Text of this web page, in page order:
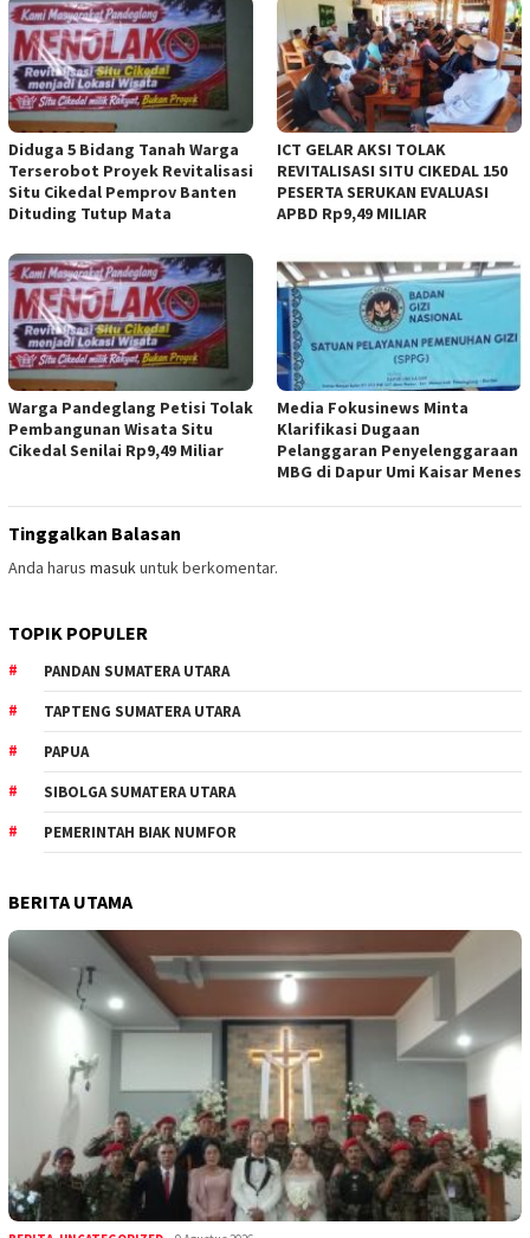
Diduga 5 Bidang Tanah Warga
Terserobot Proyek Revitalisasi
Situ Cikedal Pemprov Banten
Dituding Tutup Mata
ICT GELAR AKSI TOLAK
REVITALISASI SITU CIKEDAL 150
PESERTA SERUKAN EVALUASI
APBD Rp9,49 MILIAR
Warga Pandeglang Petisi Tolak
Pembangunan Wisata Situ
Cikedal Senilai Rp9,49 Miliar
Media Fokusinews Minta
Klarifikasi Dugaan
Pelanggaran Penyelenggaraan
MBG di Dapur Umi Kaisar Menes
Tinggalkan Balasan
Anda harus masukuntuk berkomentar.
TOPIK POPULER
PANDAN SUMATERA UTARA
TAPTENG SUMATERA UTARA
PAPUA
SIBOLGA SUMATERA UTARA
PEMERINTAH BIAK NUMFOR
BERITA UTAMA